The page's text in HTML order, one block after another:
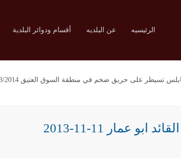
الرئيسيه عن البلديه أقسام ودوائر البلدية
تسيطر على حريق ضخم في منطقة السوق العتيق 10/03/2014
عمار 11-11-2013